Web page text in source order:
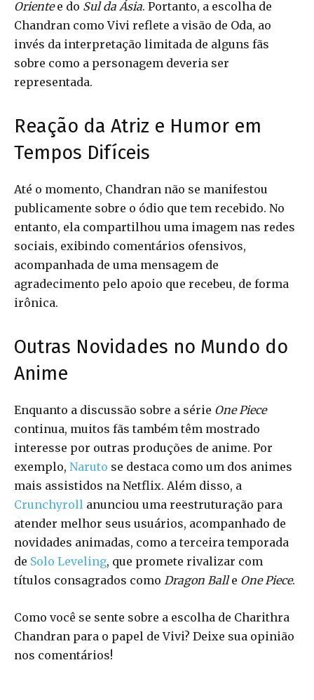
Orientee do Sul da Ásia. Portanto, a escolha de
Chandran como Vivi reflete a visão de Oda, ao
invés da interpretação limitada de alguns fãs
sobre como a personagem deveria ser
representada.
Reação da Atriz e Humor em
Tempos Difíceis
Até o momento, Chandran não se manifestou
publicamente sobre o ódio que tem recebido. No
entanto, ela compartilhou uma imagem nas redes
sociais, exibindo comentários ofensivos,
acompanhada de uma mensagem de
agradecimento pelo apoio que recebeu, de forma
irônica.
Outras Novidades no Mundo do
Anime
Enquanto a discussão sobre a série One Piece
continua, muitos fãs também têm mostrado
interesse por outras produções de anime. Por
exemplo, Naruto se destaca como um dos animes
mais assistidos na Netflix. Além disso, a
Crunchyroll anunciou uma reestruturação para
atender melhor seus usuários, acompanhado de
novidades animadas, como a terceira temporada
de Solo Leveling, que promete rivalizar com
títulos consagrados como Dragon Balle One Piece.
Como você se sente sobre a escolha de Charithra
Chandran para o papel de Vivi? Deixe sua opinião
nos comentários!